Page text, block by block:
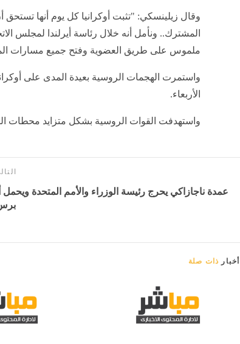
وقال زيلينسكي: "تثبت أوكرانيا كل يوم أنها تستحق
المشترك.. ونأمل أنه خلال رئاسة أيرلندا لمجلس
ملموس على طريق العضوية وفتح جميع مسارات
واستمرت الهجمات الروسية بعيدة المدى على
الأربعاء.
واستهدفت القوات الروسية بشكل متزايد محطات
عمدة ناجازاكي يحرج رئيسة الوزراء والأمم المتحدة
أخبار ذات صلة